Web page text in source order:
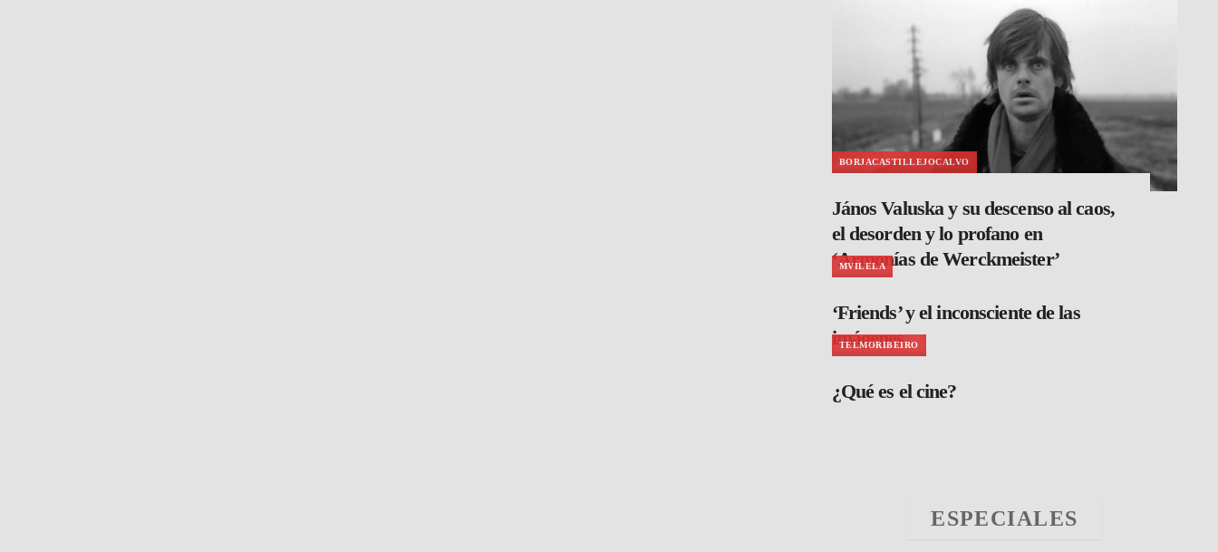
BORJACASTILLEJOCALVO
János Valuska y su descenso al caos,
el desorden y lo profano en
‘Armonías de Werckmeister’
MVILELA
‘Friends’ y el inconsciente de las
imágenes
TELMORIBEIRO
¿Qué es el cine?
ESPECIALES